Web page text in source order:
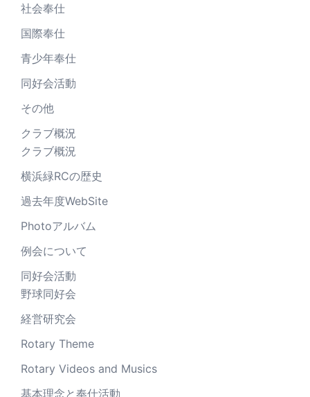
社会奉仕
国際奉仕
青少年奉仕
同好会活動
その他
クラブ概況
クラブ概況
横浜緑RCの歴史
過去年度WebSite
Photoアルバム
例会について
同好会活動
野球同好会
経営研究会
Rotary Theme
Rotary Videos and Musics
基本理念と奉仕活動